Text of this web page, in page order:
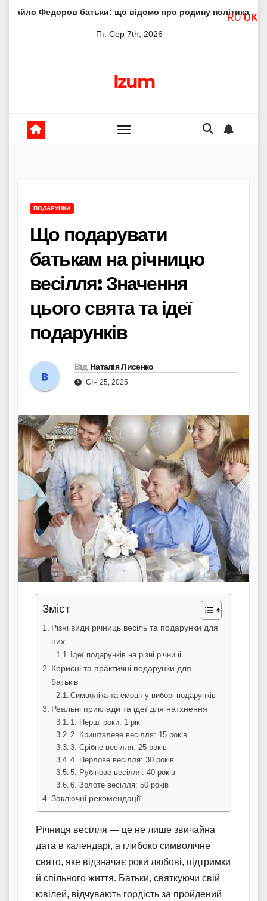
батьки: що відомо про родину політика Молитва
Пт. Сер 7th, 2026
Izum
ПОДАРУНКИ
Що подарувати
батькам на річницю
весілля: Значення
цього свята та ідеї
подарунків
Від Наталія Лисенко
СІЧ 25, 2025
Зміст
Різні види річниць весіль та подарунки для
них
Ідеї подарунків на різні річниці
Корисні та практичні подарунки для
батьків
Символіка та емоції у виборі подарунків
Реальні приклади та ідеї для натхнення
1. Перші роки: 1 рік
2. Кришталеве весілля: 15 років
3. Срібне весілля: 25 років
4. Перлове весілля: 30 років
5. Рубінове весілля: 40 років
6. Золоте весілля: 50 років
Заключні рекомендації
Річниця весілля — це не лише звичайна
дата в календарі, а глибоко символічне
свято, яке відзначає роки любові, підтримки
й спільного життя. Батьки, святкуючи свій
ювілей, відчувають гордість за пройдений
RU UK